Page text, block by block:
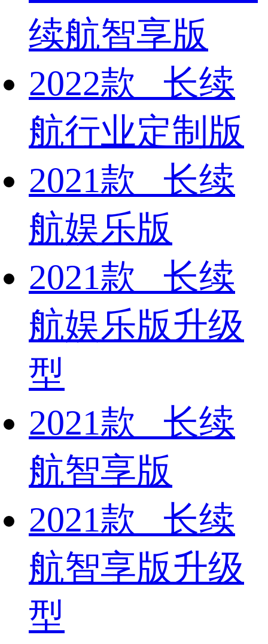
续航智享版
2022款 长续
航行业定制版
2021款 长续
航娱乐版
2021款 长续
航娱乐版升级
型
2021款 长续
航智享版
2021款 长续
航智享版升级
型